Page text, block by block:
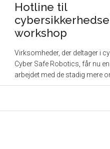
Hotline til
workshop
Virksomheder, der deltager i
Cyber Safe Robotics, får nu
arbejdet med de stadig mere